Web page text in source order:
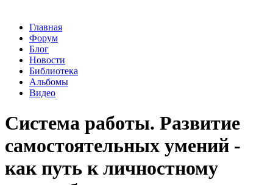
Главная
Форум
Блог
Новости
Библиотека
Альбомы
Видео
Система работы. Развитие
самостоятельных умений -
как путь к личностному